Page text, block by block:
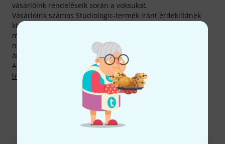
vásárlóink rendeléseik során a voksukat.
Vásárlóink számos Studiologic-termék iránt érdeklődnek
kimagasló mértékben. Az elmúlt hónapban átlagosan
minden egyes Studiologic-terméket 2.000 alkalommal
néztek meg maguknak az érdeklődők a Thomann online
áruházban.
A gyártóval kapcsolatban itt találsz bővebb tájékoztatást:
http://www.studiologic.net/
Még több Studiologic